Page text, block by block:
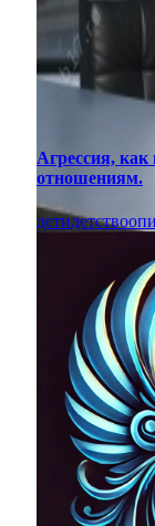
Агрессия, как
отношениям.
детидетство